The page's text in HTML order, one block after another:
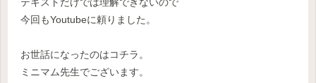
今回もYoutubeに頼りました。
お世話になったのはコチラ。
ミニマム先生でございます。